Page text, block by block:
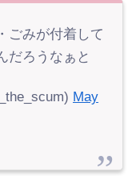
ごみが付着して
だろうなぁと
May